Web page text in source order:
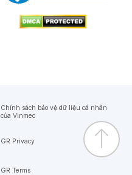
Chính sách bảo vệ dữ liệu cá nhân
của Vinmec
GR Privacy
GR Terms